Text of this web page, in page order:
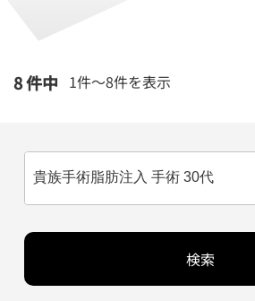
8 件中 1件～8件を表示
検索